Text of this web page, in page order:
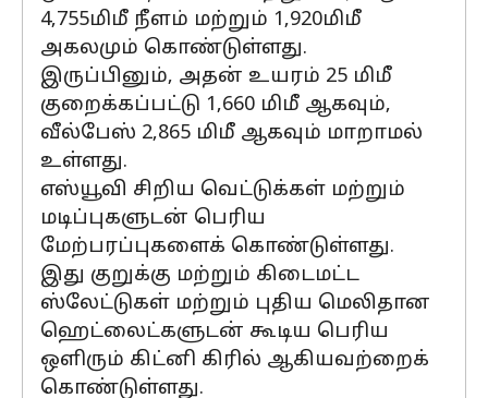
4,755மிமீ நீளம் மற்றும் 1,920மிமீ
அகலமும் கொண்டுள்ளது.
இருப்பினும், அதன் உயரம் 25 மிமீ
குறைக்கப்பட்டு 1,660 மிமீ ஆகவும்,
வீல்பேஸ் 2,865 மிமீ ஆகவும் மாறாமல்
உள்ளது.
எஸ்யூவி சிறிய வெட்டுக்கள் மற்றும்
மடிப்புகளுடன் பெரிய
மேற்பரப்புகளைக் கொண்டுள்ளது.
இது குறுக்கு மற்றும் கிடைமட்ட
ஸ்லேட்டுகள் மற்றும் புதிய மெலிதான
ஹெட்லைட்களுடன் கூடிய பெரிய
ஒளிரும் கிட்னி கிரில் ஆகியவற்றைக்
கொண்டுள்ளது.